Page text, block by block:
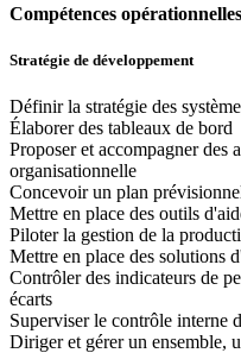
Compétences opérationnelles
Stratégie de développement
Définir la stratégie des
Élaborer des tableaux de bord
Proposer et accompagner des
organisationnelle
Concevoir un plan
Mettre en place des outils
Piloter la gestion de la
Mettre en place des solutions
Contrôler des indicateurs de
écarts
Superviser le contrôle interne
Diriger et gérer un ensemble,